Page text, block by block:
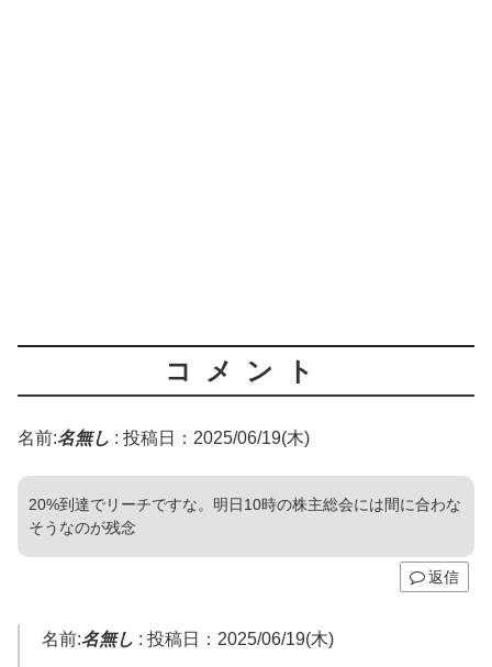
コメント
名前:名無し : 投稿日：2025/06/19(木)
20%到達でリーチですな。明日10時の株主総会には間に合わな
そうなのが残念
返信
名前:名無し : 投稿日：2025/06/19(木)